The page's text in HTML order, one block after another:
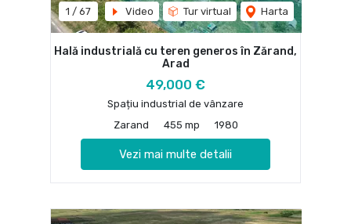
1 / 67 Video Tur virtual Harta
Hală industrială cu teren generos în Zărand,
Arad
49,000 €
Spațiu industrial de vânzare
Zarand
455 mp 1980
Vezi mai multe detalii